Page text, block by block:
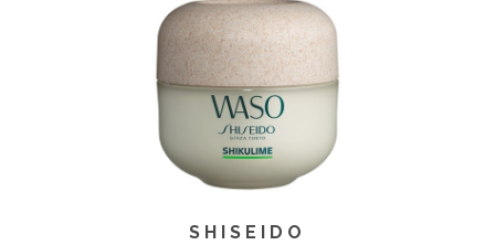
SHISEIDO